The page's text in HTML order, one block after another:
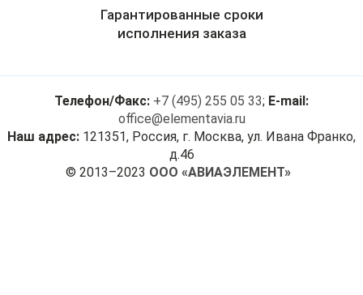
Гарантированные сроки
исполнения заказа
Телефон/Факс: +7 (495) 255 05 33; E-mail:
office@elementavia.ru
Наш адрес: 121351, Россия, г. Москва, ул. Ивана Франко,
д.46
© 2013–2023 ООО «АВИАЭЛЕМЕНТ»